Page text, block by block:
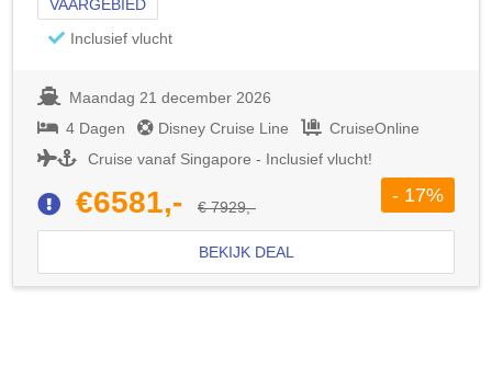
VAARGEBIED
Inclusief vlucht
Maandag 21 december 2026
4 Dagen
Disney Cruise Line
CruiseOnline
Cruise vanaf Singapore - Inclusief vlucht!
€6581,- € 7929,-
- 17%
BEKIJK DEAL